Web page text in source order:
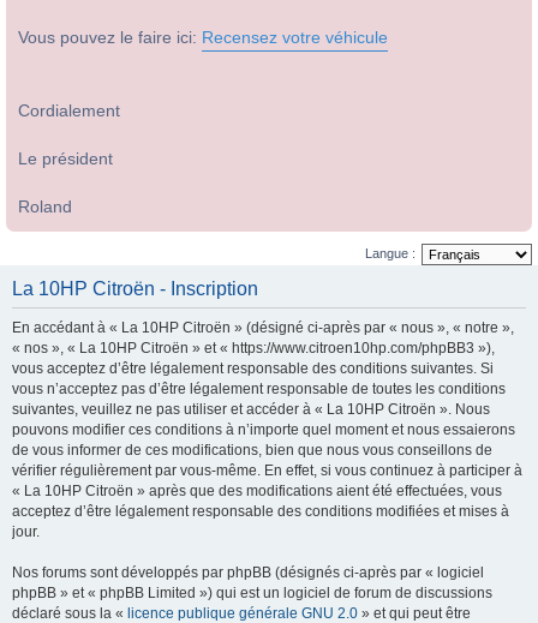
Vous pouvez le faire ici: Recensez votre véhicule
Cordialement
Le président
Roland
Langue :
La 10HP Citroën - Inscription
En accédant à « La 10HP Citroën » (désigné ci-après par « nous », « notre »,
« nos », « La 10HP Citroën » et « https://www.citroen10hp.com/phpBB3 »),
vous acceptez d’être légalement responsable des conditions suivantes. Si
vous n’acceptez pas d’être légalement responsable de toutes les conditions
suivantes, veuillez ne pas utiliser et accéder à « La 10HP Citroën ». Nous
pouvons modifier ces conditions à n’importe quel moment et nous essaierons
de vous informer de ces modifications, bien que nous vous conseillons de
vérifier régulièrement par vous-même. En effet, si vous continuez à participer à
« La 10HP Citroën » après que des modifications aient été effectuées, vous
acceptez d’être légalement responsable des conditions modifiées et mises à
jour.
Nos forums sont développés par phpBB (désignés ci-après par « logiciel
phpBB » et « phpBB Limited ») qui est un logiciel de forum de discussions
déclaré sous la « licence publique générale GNU 2.0 » et qui peut être